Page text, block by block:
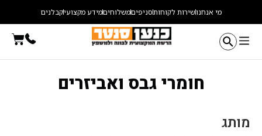
מי אנחנושירות לקוחותסניפיםמשלוחיםמידע מקצועיקבלנים
חומרי גבס ואביזרים
מותג